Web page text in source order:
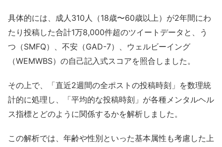
具体的には、成人310人（18歳〜60歳以上）が2年間にわ
たり投稿した合計1万8,000件超のツイートデータと、う
つ（SMFQ）、不安（GAD-7）、ウェルビーイング
（WEMWBS）の自己記入式スコアを照合しました。
その上で、「直近2週間の全ポストの投稿時刻」を数理統
計的に処理し、「平均的な投稿時刻」が各種メンタルヘル
ス指標とどのように関係するかを解析しました。
この解析では、年齢や性別といった基本属性も考慮した上